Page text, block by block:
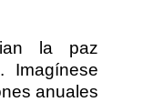
la paz
Imagínese
anuales